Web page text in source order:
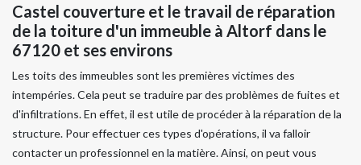
Castel couverture et le travail de réparation
de la toiture d'un immeuble à Altorf dans le
67120 et ses environs
Les toits des immeubles sont les premières victimes des
intempéries. Cela peut se traduire par des problèmes de fuites et
d'infiltrations. En effet, il est utile de procéder à la réparation de la
structure. Pour effectuer ces types d'opérations, il va falloir
contacter un professionnel en la matière. Ainsi, on peut vous